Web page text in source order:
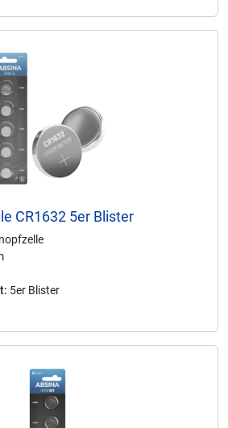
CR1632 5er Blister
5er Blister